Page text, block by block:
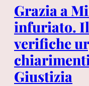
Grazia a
infuriato.
verifiche
Giustizia